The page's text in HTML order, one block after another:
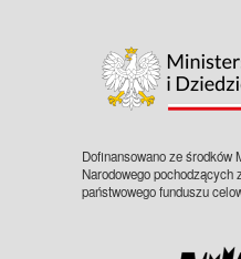
Dofinansowano ze
Narodowego
państwowego funduszu